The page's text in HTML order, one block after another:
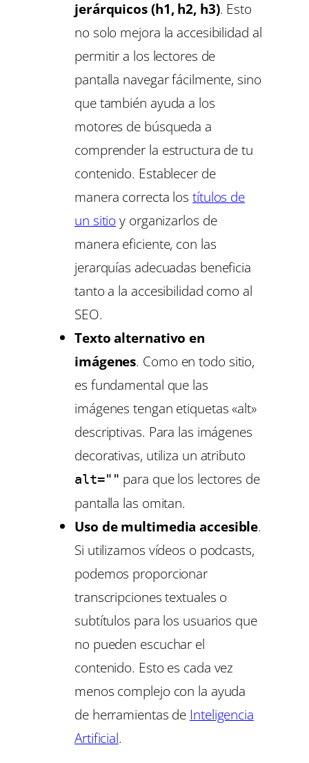
jerárquicos (h1, h2, h3). Esto
no solo mejora la accesibilidad al
permitir a los lectores de
pantalla navegar fácilmente, sino
que también ayuda a los
motores de búsqueda a
comprender la estructura de tu
contenido. Establecer de
manera correcta los títulos de
un sitio y organizarlos de
manera eficiente, con las
jerarquías adecuadas beneficia
tanto a la accesibilidad como al
SEO.
Texto alternativo en
imágenes. Como en todo sitio,
es fundamental que las
imágenes tengan etiquetas «alt»
descriptivas. Para las imágenes
decorativas, utiliza un atributo
alt="" para que los lectores de
pantalla las omitan.
Uso de multimedia accesible.
Si utilizamos vídeos o podcasts,
podemos proporcionar
transcripciones textuales o
subtítulos para los usuarios que
no pueden escuchar el
contenido. Esto es cada vez
menos complejo con la ayuda
de herramientas de Inteligencia
Artificial.